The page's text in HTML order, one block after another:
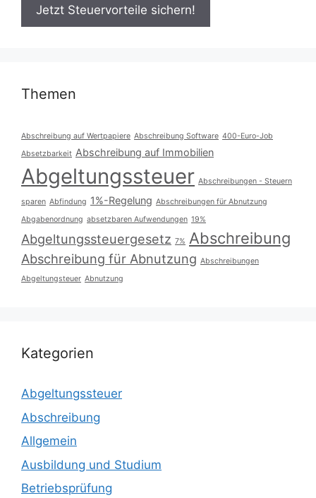
Themen
Abschreibung auf Wertpapiere Abschreibung Software 400-Euro-Job
Absetzbarkeit Abschreibung auf Immobilien
Abgeltungssteuer Abschreibungen - Steuern
sparen Abfindung 1%-Regelung Abschreibungen für Abnutzung
Abgabenordnung absetzbaren Aufwendungen 19%
Abgeltungssteuergesetz 7% Abschreibung
Abschreibung für Abnutzung Abschreibungen
Abgeltungsteuer Abnutzung
Kategorien
Abgeltungssteuer
Abschreibung
Allgemein
Ausbildung und Studium
Betriebsprüfung